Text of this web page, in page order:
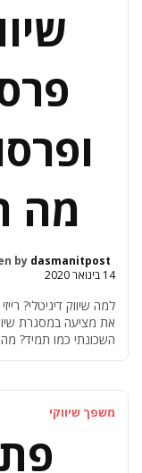
מה
by dasmanitpost
14 בינואר 2020
למה שיווק דיגיטלי?
את מציעה במסגרת
השכונתי כמו תמיד? מה
משפך שיווקי